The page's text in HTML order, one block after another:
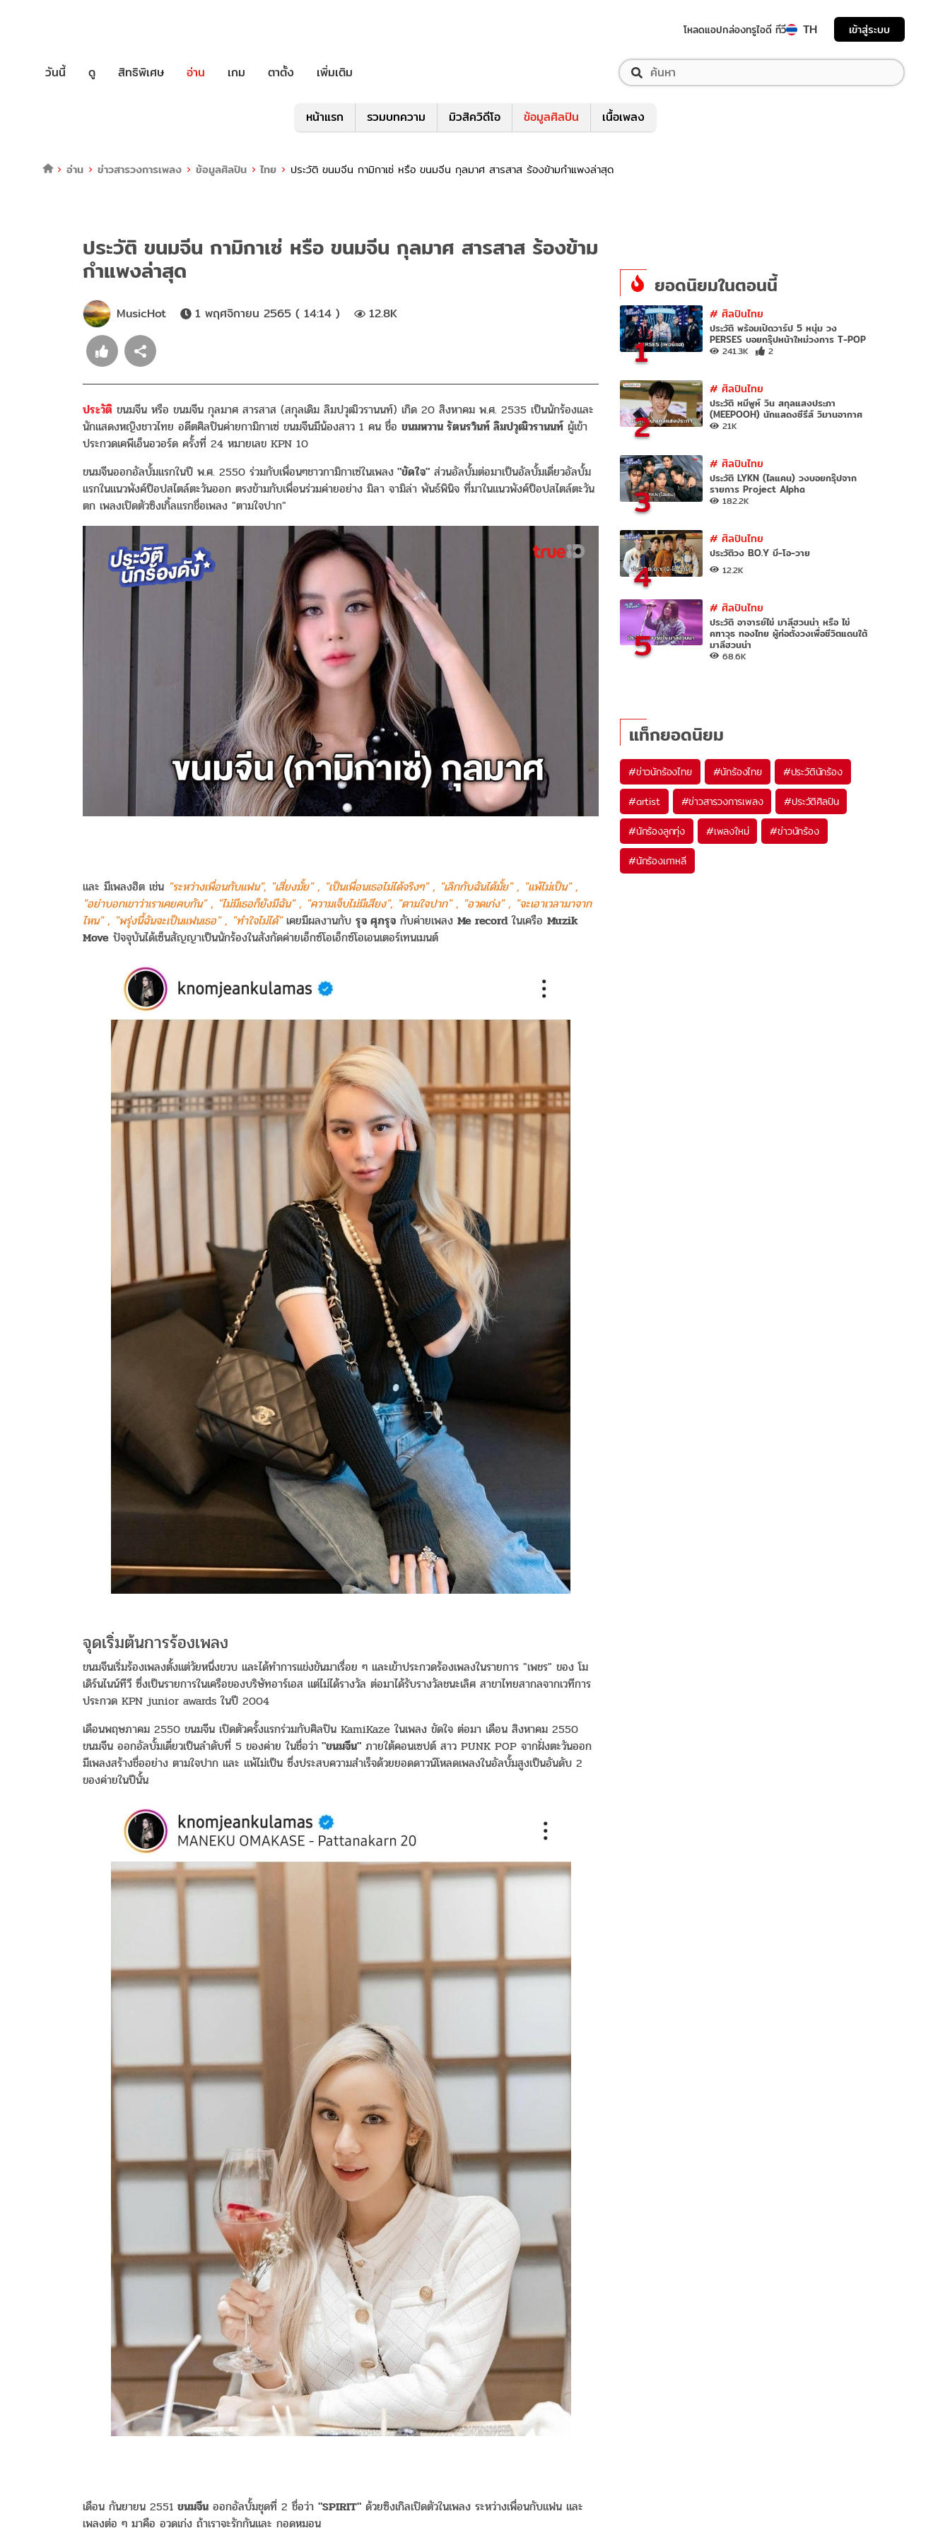
โหลดแอปกล่องทรูไอดี ทีวี TH เข้าสู่ระบบ
วันนี้ ดู สิทธิพิเศษ อ่าน เกม ตาตั้ง เพิ่มเติม
หน้าแรก รวมบทความ มิวสิควิดีโอ ข้อมูลศิลปิน เนื้อเพลง
อ่าน ข่าวสารวงการเพลง ข้อมูลศิลปิน ไทย ประวัติ ขนมจีน กามิกาเซ่ หรือ ขนมจีน กุลมาศ สารสาส ร้องข้ามกำแพงล่าสุด
ประวัติ ขนมจีน กามิกาเซ่ หรือ ขนมจีน กุลมาศ สารสาส ร้องข้าม
กำแพงล่าสุด
MusicHot 1 พฤศจิกายน 2565 ( 14:14 ) 12.8K
ประวัติ ขนมจีน หรือ ขนมจีน กุลมาศ สารสาส (สกุลเดิม ลิมปวุฒิวรานนท์) เกิด 20 สิงหาคม พ.ศ. 2535 เป็นนักร้องและ
นักแสดงหญิงชาวไทย อดีตศิลปินค่ายกามิกาเซ่ ขนมจีนมีน้องสาว 1 คน ชื่อ ขนมหวาน รัตนรวินท์ ลิมปวุฒิวรานนท์ ผู้เข้า
ประกวดเคพีเอ็นอวอร์ด ครั้งที่ 24 หมายเลข KPN 10
ขนมจีนออกอัลบั้มแรกในปี พ.ศ. 2550 ร่วมกับเพื่อนๆชาวกามิกาเซ่ในเพลง "ขัดใจ" ส่วนอัลบั้มต่อมาเป็นอัลบั้มเดี่ยวอัลบั้ม
แรกในแนวพังค์ป็อปสไตล์ตะวันออก ตรงข้ามกับเพื่อนร่วมค่ายอย่าง มิลา จามิล่า พันธ์พินิจ ที่มาในแนวพังค์ป็อปสไตล์ตะวัน
ตก เพลงเปิดตัวซิงเกิ้ลแรกชื่อเพลง "ตามใจปาก"
และ มีเพลงฮิต เช่น "ระหว่างเพื่อนกับแฟน", "เสี่ยงมั้ย" , "เป็นเพื่อนเธอไม่ได้จริงๆ" , "เลิกกับฉันได้มั้ย" , "แพ้ไม่เป็น" ,
"อย่าบอกเขาว่าเราเคยคบกัน" , "ไม่มีเธอก็ยังมีฉัน" , "ความเจ็บไม่มีเสียง", "ตามใจปาก" , "อวดเก่ง" , "จะเอาเวลามาจาก
ไหน" , "พรุ่งนี้ฉันจะเป็นแฟนเธอ" , "ทำใจไม่ได้"เคยมีผลงานกับ รุจ ศุภรุจ กับค่ายเพลง Me recordในเครือ Muzik
Move ปัจจุบันได้เซ็นสัญญาเป็นนักร้องในสังกัดค่ายเอ็กซ์โอเอ็กซ์โอเอนเตอร์เทนเมนต์
จุดเริ่มต้นการร้องเพลง
ขนมจีนเริ่มร้องเพลงตั้งแต่วัยหนึ่งขวบ และได้ทำการแข่งขันมาเรื่อย ๆ และเข้าประกวดร้องเพลงในรายการ "เพชร" ของ โม
เดิร์นไนน์ทีวี ซึ่งเป็นรายการในเครือของบริษัทอาร์เอส แต่ไม่ได้รางวัล ต่อมาได้รับรางวัลชนะเลิศ สาขาไทยสากลจากเวทีการ
ประกวด KPN junior awards ในปี 2004
เดือนพฤษภาคม 2550 ขนมจีน เปิดตัวครั้งแรกร่วมกับศิลปิน KamiKaze ในเพลง ขัดใจ ต่อมา เดือน สิงหาคม 2550
ขนมจีน ออกอัลบั้มเดี่ยวเป็นลำดับที่ 5 ของค่าย ในชื่อว่า "ขนมจีน" ภายใต้คอนเซปต์ สาว PUNK POP จากฝั่งตะวันออก
มีเพลงสร้างชื่ออย่าง ตามใจปาก และ แพ้ไม่เป็น ซึ่งประสบความสำเร็จด้วยยอดดาวน์โหลดเพลงในอัลบั้มสูงเป็นอันดับ 2
ของค่ายในปีนั้น
เดือน กันยายน 2551 ขนมจีน ออกอัลบั้มชุดที่ 2 ชื่อว่า "SPIRIT" ด้วยซิงเกิลเปิดตัวในเพลง ระหว่างเพื่อนกับแฟน และ
เพลงต่อ ๆ มาคือ อวดเก่ง ถ้าเราจะรักกันและ กอดหมอน
ยอดนิยมในตอนนี้
1
# ศิลปินไทย
ประวัติ พร้อมเปิดวาร์ป 5 หนุ่ม วง
PERSES บอยกรุ๊ปหน้าใหม่วงการ T-POP
241.3K 2
2
# ศิลปินไทย
ประวัติ หมีพูห์ วิน สกุลแสงประภา
(MEEPOOH) นักแสดงซีรีส์ วิมานอากาศ
21K
3
# ศิลปินไทย
ประวัติ LYKN (ไลแคน) วงบอยกรุ๊ปจาก
รายการ Project Alpha
182.2K
4
# ศิลปินไทย
ประวัติวง B.O.Y บี-โอ-วาย
12.2K
5
# ศิลปินไทย
ประวัติ อาจารย์ไข่ มาลีฮวนน่า หรือ ไข่
คฑาวุธ ทองไทย ผู้ก่อตั้งวงเพื่อชีวิตแดนใต้
มาลีฮวนน่า
68.6K
แท็กยอดนิยม
#ข่าวนักร้องไทย #นักร้องไทย #ประวัตินักร้อง
#artist #ข่าวสารวงการเพลง #ประวัติศิลปิน
#นักร้องลูกทุ่ง #เพลงใหม่ #ข่าวนักร้อง
#นักร้องเกาหลี